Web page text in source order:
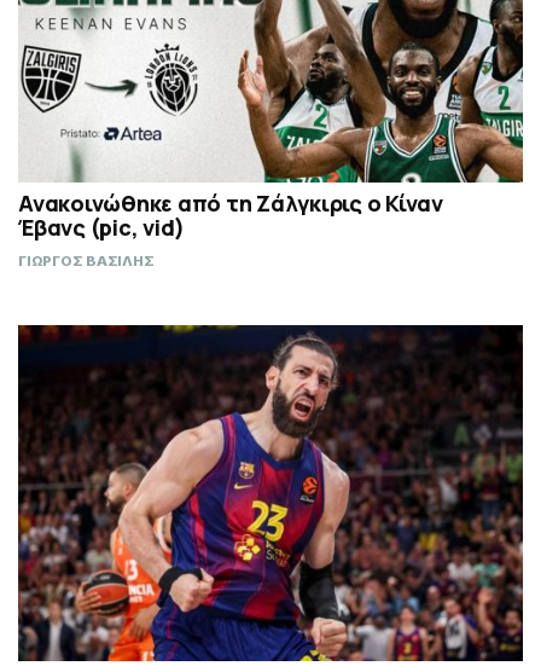
Ανακοινώθηκε από τη Ζάλγκιρις ο Κίναν
Έβανς (pic, vid)
ΓΙΩΡΓΟΣ ΒΑΣΙΛΗΣ